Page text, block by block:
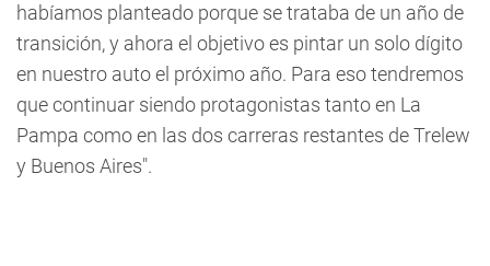
habíamos planteado porque se trataba de un año de
transición, y ahora el objetivo es pintar un solo dígito
en nuestro auto el próximo año. Para eso tendremos
que continuar siendo protagonistas tanto en La
Pampa como en las dos carreras restantes de Trelew
y Buenos Aires".